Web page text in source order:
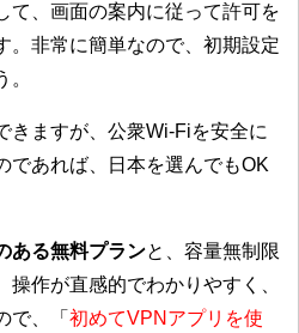
て、画面の案内に従って許可を
。非常に簡単なので、初期設定
きますが、公衆Wi-Fiを安全に
であれば、日本を選んでもOK
ある無料プランと、容量無制限
作が直感的でわかりやすく、
で、「 初めてVPNアプリを使